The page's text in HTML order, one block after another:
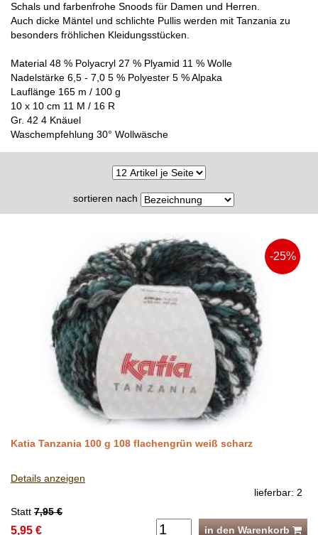
Schals und farbenfrohe Snoods für Damen und Herren.
Auch dicke Mäntel und schlichte Pullis werden mit Tanzania zu
besonders fröhlichen Kleidungsstücken.
Material 48 % Polyacryl 27 % Plyamid 11 % Wolle
Nadelstärke 6,5 - 7,0 5 % Polyester 5 % Alpaka
Lauflänge 165 m / 100 g
10 x 10 cm 11 M / 16 R
Gr. 42 4 Knäuel
Waschempfehlung 30° Wollwäsche
sortieren nach
-25%
Katia Tanzania 100 g 108 flachengrün weiß scharz
Details anzeigen
lieferbar: 2
Statt 7,95 €
5,95 € in den Warenkorb